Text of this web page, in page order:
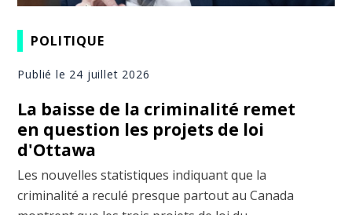
POLITIQUE
Publié le 24 juillet 2026
La baisse de la criminalité remet
en question les projets de loi
d'Ottawa
Les nouvelles statistiques indiquant que la
criminalité a reculé presque partout au Canada